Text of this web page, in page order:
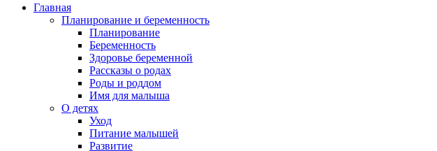
Главная
Планирование и беременность
Планирование
Беременность
Здоровье беременной
Рассказы о родах
Роды и роддом
Имя для малыша
О детях
Уход
Питание малышей
Развитие